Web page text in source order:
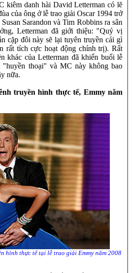
kiêm danh hài David Letterman có lẽ
của ông ở lễ trao giải Oscar 1994 trở
Sarandon và Tim Robbins ra sân
Letterman đã giới thiệu: "Quý vị
cặp đôi này sẽ lại tuyên truyền cái gì
rất tích cực hoạt động chính trị). Rất
khác của Letterman đã khiến buổi lễ
"huyền thoại" và MC này không bao
nữa.
truyền hình thực tế, Emmy năm
hình thực tế tại lễ trao giải Emmy năm 2008